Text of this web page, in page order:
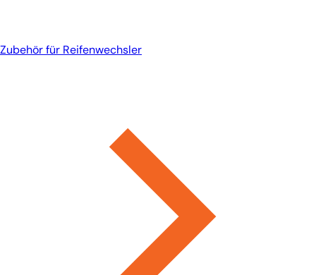
Zubehör für Reifenwechsler